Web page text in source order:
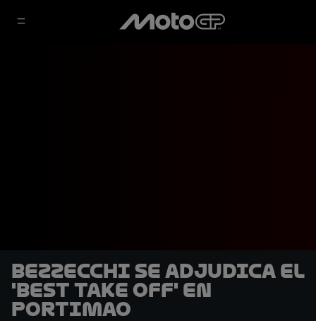
Bezzecchi se adjudica el
'Best Take Off' en
Portimao